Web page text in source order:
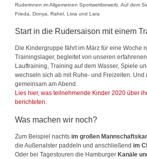
Ruderinnen im Allgemeinen Sportwettbewerb. Auf dem
Frieda, Donya, Rahel, Livia und Lara
Start in die Rudersaison mit einem
Die Kindergruppe fährt im März für eine Woche
Trainingslager, begleitet von unseren
Lauftraining, Training auf dem Wasser, Spiele
wechseln sich ab mit Ruhe- und Freizeiten. Und
gemeinsam am Abend.
Lies hier, was teilnehmende Kinder 2020 über
berichteten.
Was machen wir noch?
Zum Beispiel nachts im großen
die Außenalster paddeln und anschließend im
Oder bei Tagestouren die Hamburger Kanäle